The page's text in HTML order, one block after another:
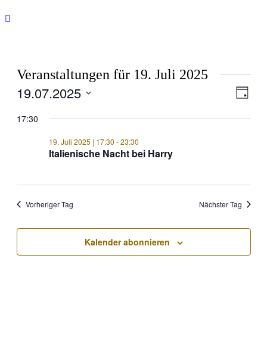
Veranstaltungen für 19. Juli 2025
Tag
19.07.2025
wählen.
17:30
Italienische Nacht bei Harry
19. Juli 2025 | 17:30 -23:30
Vorheriger Tag Nächster Tag
Kalender abonnieren